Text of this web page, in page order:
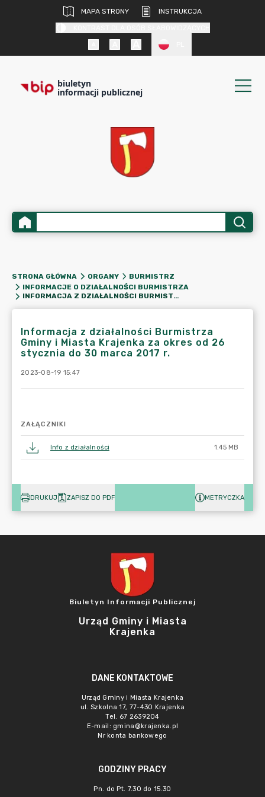
MAPA STRONY
INSTRUKCJA
biuletyn
informacji publicznej
STRONA GŁÓWNA ORGANY
BURMISTRZ
INFORMACJE O DZIAŁALNOŚCI BURMISTRZA
INFORMACJA Z DZIAŁALNOŚCI BURMISTRZA GMINY I MIASTA KRAJENKA ZA OKRES OD 26 STYCZNIA DO 30 MARCA 2017 R.
Informacja z działalności Burmistrza
Gminy i Miasta Krajenka za okres od 26
stycznia do 30 marca 2017 r.
2023-08-19 15:47
ZAŁĄCZNIKI
Info z działalności 1.45 MB
DRUKUJ ZAPISZ DO PDF METRYCZKA
Biuletyn Informacji Publicznej
Urząd Gminy i Miasta
Krajenka
DANE KONTAKTOWE
Urząd Gminy i Miasta Krajenka
ul. Szkolna 17, 77-430 Krajenka
Tel. 67 2639204
E-mail: gmina@krajenka.pl
Nr konta bankowego
GODZINY PRACY
Pn. do Pt. 7.30 do 15.30